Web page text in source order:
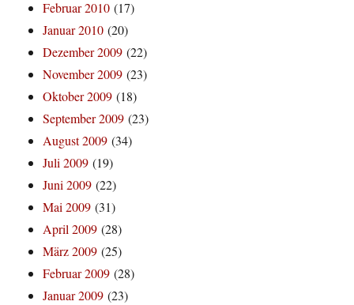
Februar 2010 (17)
Januar 2010 (20)
Dezember 2009 (22)
November 2009 (23)
Oktober 2009 (18)
September 2009 (23)
August 2009 (34)
Juli 2009 (19)
Juni 2009 (22)
Mai 2009 (31)
April 2009 (28)
März 2009 (25)
Februar 2009 (28)
Januar 2009 (23)